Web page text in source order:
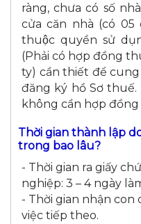
ràng, chưa có số
cửa căn nhà (có 05
thuộc quyền sử
(Phải có hợp đồng
ty) cần thiết để
đăng ký hồ Sơ
không cần hợp đồng
Thời gian thành lập
trong bao lâu?
- Thời gian ra giấy
nghiệp: 3 – 4 ngày
- Thời gian nhận con
việc tiếp theo.